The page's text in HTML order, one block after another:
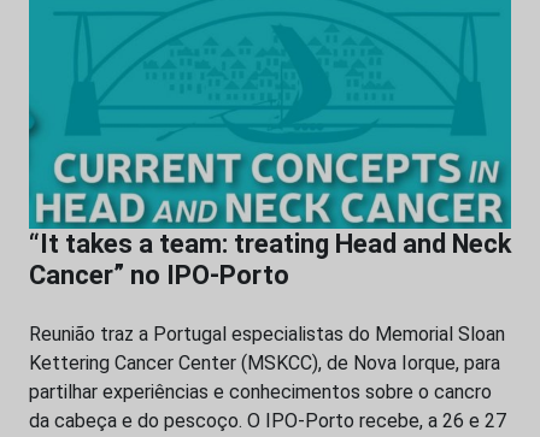
“It takes a team: treating Head and Neck
Cancer” no IPO-Porto
Reunião traz a Portugal especialistas do Memorial Sloan
Kettering Cancer Center (MSKCC), de Nova Iorque, para
partilhar experiências e conhecimentos sobre o cancro
da cabeça e do pescoço. O IPO-Porto recebe, a 26 e 27